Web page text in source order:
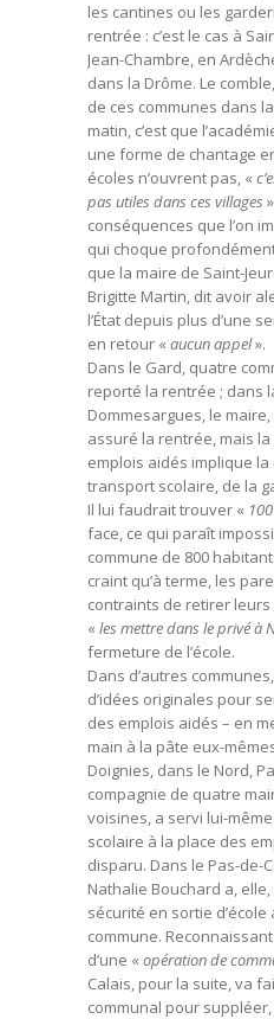
les cantines ou les
rentrée : c’est le cas à
Jean-Chambre, en
dans la Drôme. Le
de ces communes dans
matin, c’est que
une forme de chantage
écoles n’ouvrent pas, «
pas utiles dans ces villages
conséquences que l’on
qui choque
que la maire de Saint-
Brigitte Martin, dit avoir
l’État depuis plus d’une
en retour « aucun appel».
Dans le Gard, quatre
reporté la rentrée ; dans
Dommesargues, le
assuré la rentrée, mais
emplois aidés implique
transport scolaire, de la
Il lui faudrait trouver «
face, ce qui paraît
commune de 800
craint qu’à terme, les
contraints de retirer leurs
« les mettre dans le privé à
fermeture de l’école.
Dans d’autres
d’idées originales pour
des emplois aidés – en
main à la pâte eux-
Doignies, dans le Nord,
compagnie de quatre
voisines, a servi lui-
scolaire à la place des
disparu. Dans le Pas-de-
Nathalie Bouchard a,
sécurité en sortie d’école
commune. Reconnaissant
d’une « opération de
Calais, pour la suite, va
communal pour